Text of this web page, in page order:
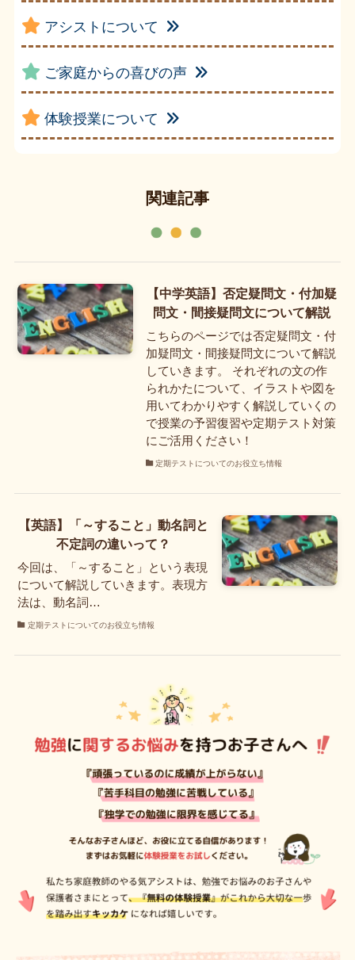
アシストについて
ご家庭からの喜びの声
体験授業について
関連記事
【中学英語】否定疑問文・付加疑
問文・間接疑問文について解説
こちらのページでは否定疑問文・付
加疑問文・間接疑問文について解説
していきます。 それぞれの文の作
られかたについて、イラストや図を
用いてわかりやすく解説していくの
で授業の予習復習や定期テスト対策
にご活用ください！
定期テストについてのお役立ち情報
【英語】「～すること」動名詞と
不定詞の違いって？
今回は、「～すること」という表現
について解説していきます。表現方
法は、動名詞…
定期テストについてのお役立ち情報